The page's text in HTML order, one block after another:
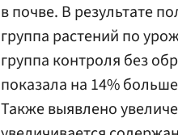
в почве. В результате
группа растений по
группа контроля без
показала на 14%
Также выявлено